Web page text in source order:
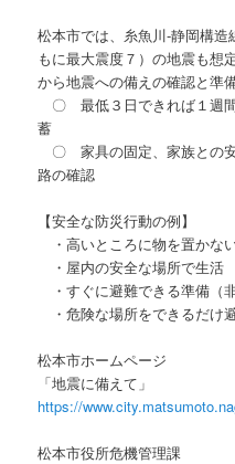
松本市では、糸魚川-静岡構造
もに最大震度７）の地震も想
から地震への備えの確認と準
〇 最低３日できれば１週
蓄
〇 家具の固定、家族との
路の確認
【安全な防災行動の例】
・高いところに物を置かな
・屋内の安全な場所で生活
・すぐに避難できる準備（
・危険な場所をできるだ
松本市ホームページ
「地震に備えて」
https://
松本市役所危機管理課